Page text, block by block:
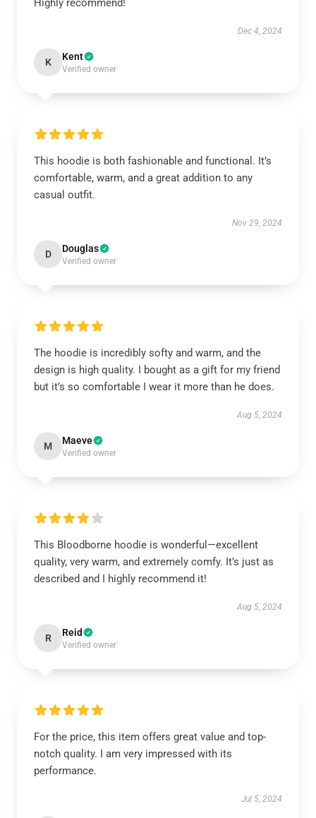
Highly recommend!
Dec 4, 2024
K Kent
Verified owner
This hoodie is both fashionable and functional. It’s
comfortable, warm, and a great addition to any
casual outfit.
Nov 29, 2024
D Douglas
Verified owner
The hoodie is incredibly softy and warm, and the
design is high quality. I bought as a gift for my friend
but it’s so comfortable I wear it more than he does.
Aug 5, 2024
M Maeve
Verified owner
This Bloodborne hoodie is wonderful—excellent
quality, very warm, and extremely comfy. It’s just as
described and I highly recommend it!
Aug 5, 2024
R Reid
Verified owner
For the price, this item offers great value and top-
notch quality. I am very impressed with its
performance.
Jul 5, 2024